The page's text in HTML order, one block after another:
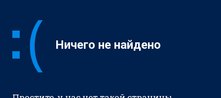
Ничего не найдено